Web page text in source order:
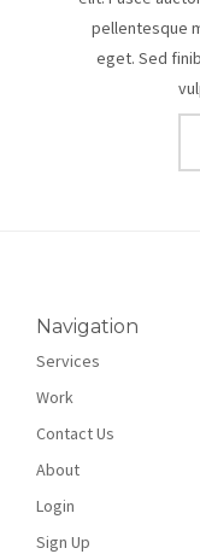
pellentesque
eget. Sed
Navigation
Services
Work
Contact Us
About
Login
Sign Up